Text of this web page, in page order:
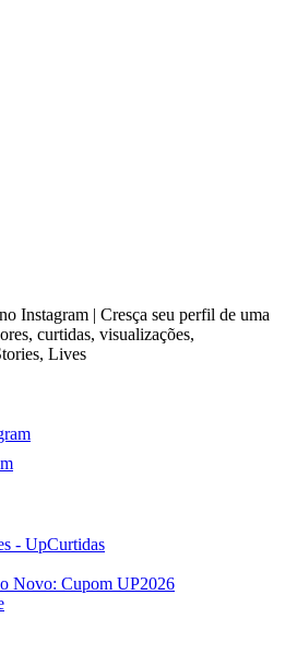
Instagram | Cresça seu perfil de uma
curtidas, visualizações,
Lives
- UpCurtidas
Novo: Cupom UP2026